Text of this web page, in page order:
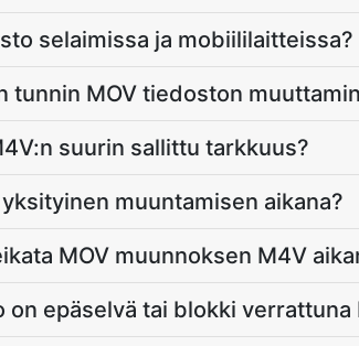
selaimissa ja mobiililaitteissa?
tunnin MOV tiedoston
suurin sallittu tarkkuus?
muuntamisen aikana?
MOV muunnoksen M4V
epäselvä tai blokki verrattuna